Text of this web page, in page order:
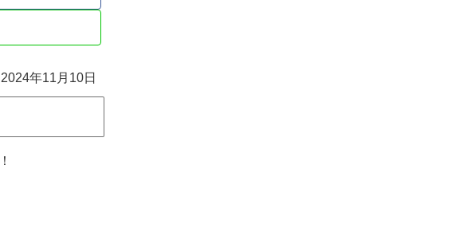
2024年11月10日
！